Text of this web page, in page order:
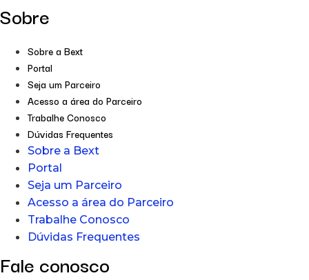
Sobre
Sobre a Bext
Portal
Seja um Parceiro
Acesso a área do Parceiro
Trabalhe Conosco
Dúvidas Frequentes
Sobre a Bext
Portal
Seja um Parceiro
Acesso a área do Parceiro
Trabalhe Conosco
Dúvidas Frequentes
Fale conosco